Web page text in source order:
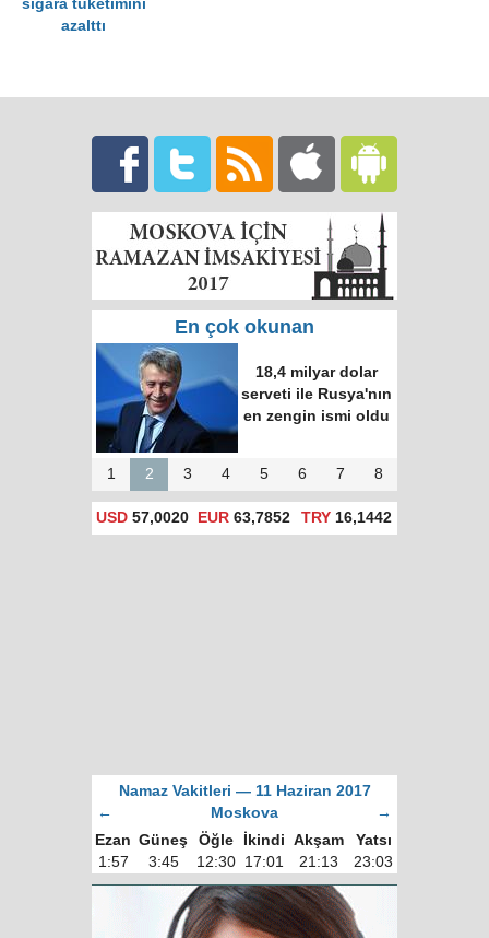
sigara tüketimini
azalttı
En çok okunan
18,4 milyar dolar
serveti ile Rusya'nın
en zengin ismi oldu
1 2 3 4 5 6 7 8
USD 57,0020 EUR 63,7852 TRY16,1442
Namaz Vakitleri — 11 Haziran 2017
←
Moskova
→
Ezan Güneş Öğle İkindi Akşam
Yatsı
1:57
3:45 12:30 17:01 21:13 23:03